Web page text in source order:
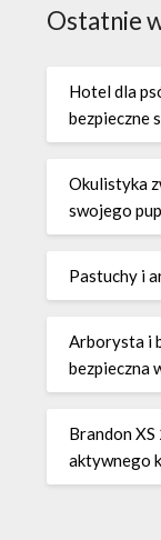
Ostatnie
Hotel dla
bezpieczne
Okulistyka
swojego
Pastuchy i
Arborysta i
bezpieczna
Brandon
aktywnego